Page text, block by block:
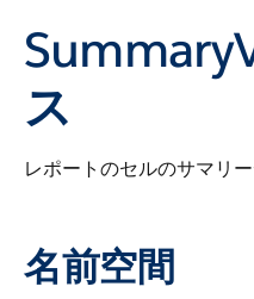
ス
レポートのセルのサマリ
名前空間